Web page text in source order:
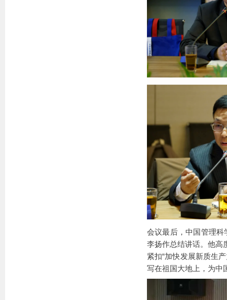
会议最后，中国管理
李扬作总结讲话。他高
紧扣“加快发展新质生
写在祖国大地上，为中